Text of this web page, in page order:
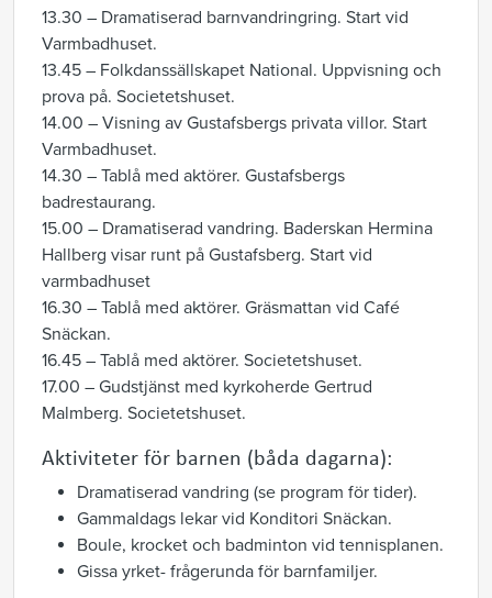
13.30 – Dramatiserad barnvandringring. Start vid
Varmbadhuset.
13.45 – Folkdanssällskapet National. Uppvisning och
prova på. Societetshuset.
14.00 – Visning av Gustafsbergs privata villor. Start
Varmbadhuset.
14.30 – Tablå med aktörer. Gustafsbergs
badrestaurang.
15.00 – Dramatiserad vandring. Baderskan Hermina
Hallberg visar runt på Gustafsberg. Start vid
varmbadhuset
16.30 – Tablå med aktörer. Gräsmattan vid Café
Snäckan.
16.45 – Tablå med aktörer. Societetshuset.
17.00 – Gudstjänst med kyrkoherde Gertrud
Malmberg. Societetshuset.
Aktiviteter för barnen (båda dagarna):
Dramatiserad vandring (se program för tider).
Gammaldags lekar vid Konditori Snäckan.
Boule, krocket och badminton vid tennisplanen.
Gissa yrket- frågerunda för barnfamiljer.